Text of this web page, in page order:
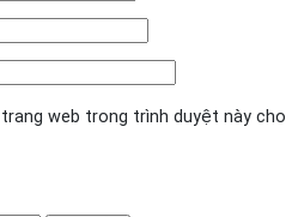
web trong trình duyệt này cho